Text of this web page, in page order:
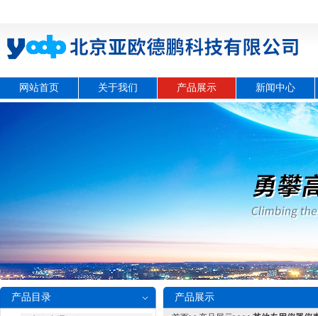
网站首页 关于我们 产品展示 新闻中心
产品目录 产品展示